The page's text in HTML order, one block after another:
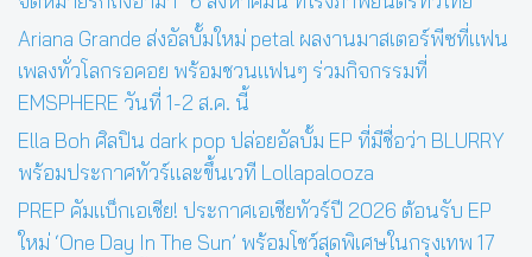
Ariana Grande ส่งอัลบั้มใหม่ petal ผลงานมาสเตอร์พีซที่แฟน
เพลงทั่วโลกรอคอย พร้อมชวนแฟนๆ ร่วมกิจกรรมที่
EMSPHERE วันที่ 1-2 ส.ค. นี้
Ella Boh ศิลปิน dark pop ปล่อยอัลบั้ม EP ที่มีชื่อว่า BLURRY
พร้อมประกาศทัวร์และขึ้นเวที Lollapalooza
PREP คัมแบ็กเอเชีย! ประกาศเอเชียทัวร์ปี 2026 ต้อนรับ EP
ใหม่ ‘One Day In The Sun’ พร้อมโชว์สุดพิเศษในกรุงเทพ 17